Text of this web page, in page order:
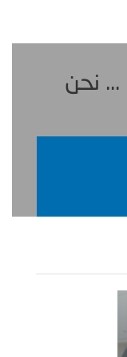
نحن